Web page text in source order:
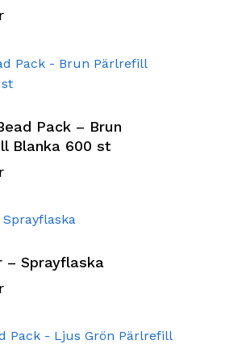
Pack – Brun
Blanka 600 st
– Sprayflaska